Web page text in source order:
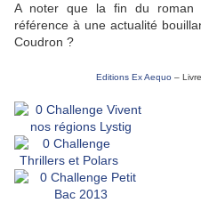
A noter que la fin du roman
référence à une actualité
Coudron ?
Editions Ex Aequo–